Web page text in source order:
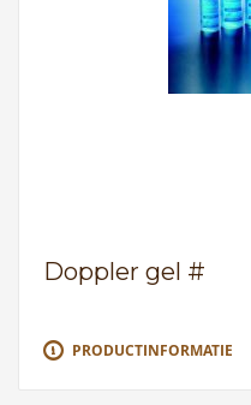
Doppler gel #
PRODUCTINFORMATIE